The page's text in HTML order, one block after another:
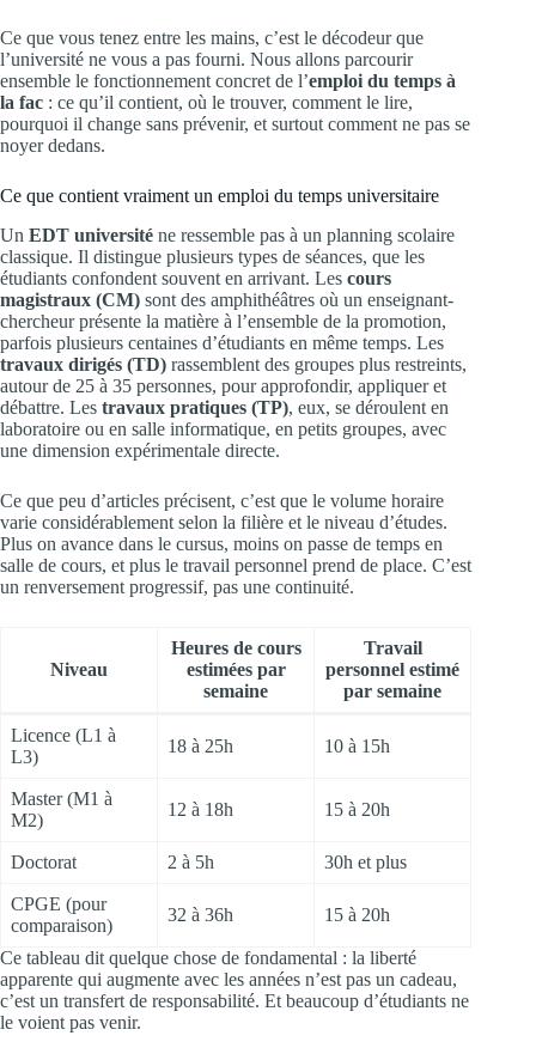
Ce que vous tenez entre les mains, c’est le décodeur que
l’université ne vous a pas fourni. Nous allons parcourir
ensemble le fonctionnement concret de l’emploi du temps à
la fac : ce qu’il contient, où le trouver, comment le lire,
pourquoi il change sans prévenir, et surtout comment ne pas se
noyer dedans.
Ce que contient vraiment un emploi du temps universitaire
Un EDT université ne ressemble pas à un planning scolaire
classique. Il distingue plusieurs types de séances, que les
étudiants confondent souvent en arrivant. Les cours
magistraux (CM) sont des amphithéâtres où un enseignant-
chercheur présente la matière à l’ensemble de la promotion,
parfois plusieurs centaines d’étudiants en même temps. Les
travaux dirigés (TD) rassemblent des groupes plus restreints,
autour de 25 à 35 personnes, pour approfondir, appliquer et
débattre. Les travaux pratiques (TP), eux, se déroulent en
laboratoire ou en salle informatique, en petits groupes, avec
une dimension expérimentale directe.
Ce que peu d’articles précisent, c’est que le volume horaire
varie considérablement selon la filière et le niveau d’études.
Plus on avance dans le cursus, moins on passe de temps en
salle de cours, et plus le travail personnel prend de place. C’est
un renversement progressif, pas une continuité.
Niveau
Heures de cours
estimées par
semaine
Travail
personnel estimé
par semaine
Licence (L1 à
L3)
18 à 25h 10 à 15h
Master (M1 à
M2)
12 à 18h 15 à 20h
Doctorat 2 à 5h 30h et plus
CPGE (pour
comparaison)
32 à 36h 15 à 20h
Ce tableau dit quelque chose de fondamental : la liberté
apparente qui augmente avec les années n’est pas un cadeau,
c’est un transfert de responsabilité. Et beaucoup d’étudiants ne
le voient pas venir.